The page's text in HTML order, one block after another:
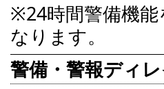
※24時間警備機
なります。
警備・警報ディ